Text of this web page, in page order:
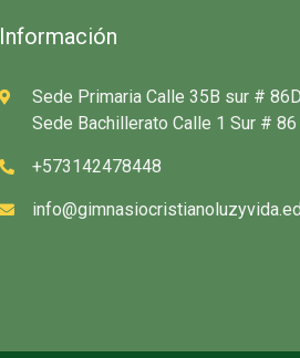
Información
Sede Primaria Calle 35B sur #
Sede Bachillerato Calle 1 Sur #
+573142478448